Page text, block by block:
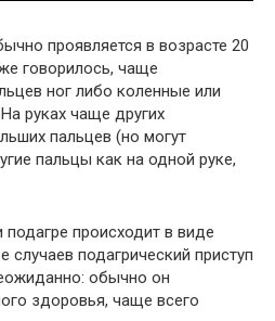
проявляется в возрасте 20
говорилось, чаще
ног либо коленные или
руках чаще других
пальцев (но могут
пальцы как на одной руке,
подагре происходит в виде
случаев подагрический приступ
обычно он
здоровья, чаще всего